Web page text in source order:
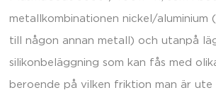
metallkombinationen nickel/aluminium
till någon annan metall) och utanpå
silikonbeläggning som kan fås med
beroende på vilken friktion man är